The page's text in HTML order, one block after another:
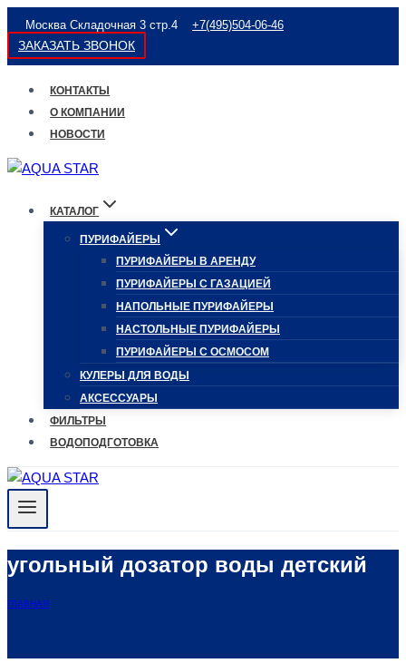
Перейти
к
содержимому
Москва Складочная 3 стр.4 +7(495)504-06-46
ЗАКАЗАТЬ ЗВОНОК
КОНТАКТЫ
О КОМПАНИИ
НОВОСТИ
КАТАЛОГ
ПУРИФАЙЕРЫ
ПУРИФАЙЕРЫ В АРЕНДУ
ПУРИФАЙЕРЫ С ГАЗАЦИЕЙ
НАПОЛЬНЫЕ ПУРИФАЙЕРЫ
НАСТОЛЬНЫЕ ПУРИФАЙЕРЫ
ПУРИФАЙЕРЫ С ОСМОСОМ
КУЛЕРЫ ДЛЯ ВОДЫ
АКСЕССУАРЫ
ФИЛЬТРЫ
ВОДОПОДГОТОВКА
угольный дозатор воды детский
ГЛАВНАЯ